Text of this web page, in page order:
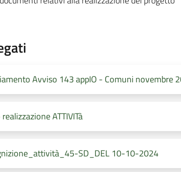
Avviso 143 appIO - Comuni novembre
ATTIVITà
SD_DEL 10-10-2024